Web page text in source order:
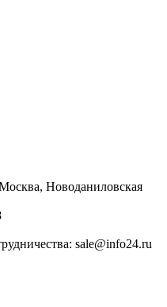
Новоданиловская
sale@info24.ru